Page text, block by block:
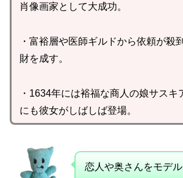
肖像画家として大成功。
・富裕層や医師ギルドから依頼が殺
財を成す。
・1634年には裕福な商人の娘サスキ
にも彼女がしばしば登場。
恋人や奥さんをモデ